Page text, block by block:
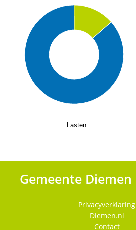
Lasten
Gemeente Diemen
Privacyverklaring
Diemen.nl
Contact